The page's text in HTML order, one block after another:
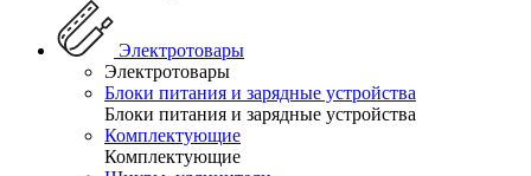
Электротовары
Электротовары
Блоки питания и зарядные устройства
Блоки питания и зарядные устройства
Комплектующие
Комплектующие